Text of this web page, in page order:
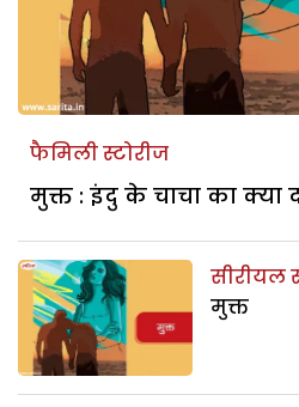
फैमिली स्टोरीज
मुक्त : इंदु के चाचा का क्या
सीरीयल
मुक्त